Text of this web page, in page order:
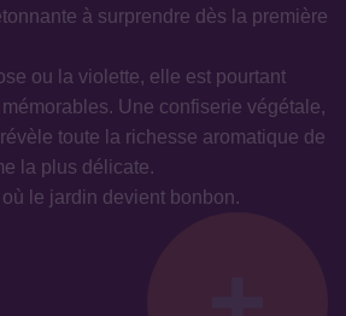
à surprendre dès la première
ou la violette, elle est pourtant
Une confiserie végétale,
toute la richesse aromatique de
la plus délicate.
le jardin devient bonbon.